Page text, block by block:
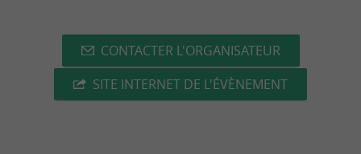
CONTACTER L'ORGANISATEUR
SITE INTERNET DE L'ÉVÈNEMENT